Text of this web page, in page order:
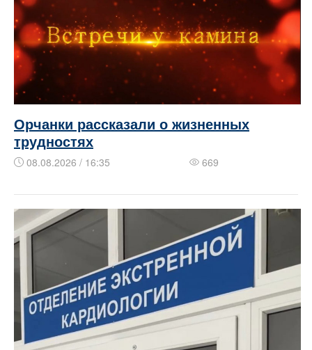
Орчанки рассказали о жизненных
трудностях
08.08.2026 / 16:35 669